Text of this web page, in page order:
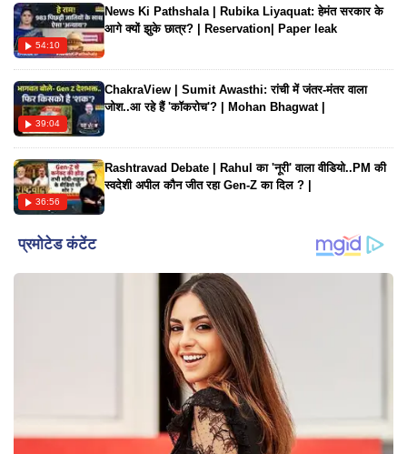
54:10
News Ki Pathshala | Rubika Liyaquat: हेमंत सरकार के
आगे क्यों झुके छात्र? | Reservation| Paper leak
39:04
ChakraView | Sumit Awasthi: रांची में जंतर-मंतर वाला
जोश..आ रहे हैं 'कॉकरोच'? | Mohan Bhagwat |
36:56
Rashtravad Debate | Rahul का 'नूरी' वाला वीडियो..PM की
स्वदेशी अपील कौन जीत रहा Gen-Z का दिल ? |